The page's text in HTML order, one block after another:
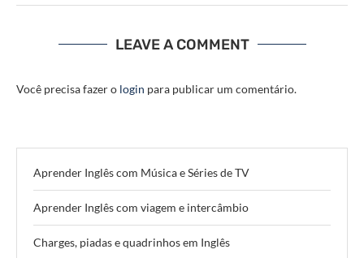
LEAVE A COMMENT
Você precisa fazer o login para publicar um comentário.
Aprender Inglês com Música e Séries de TV
Aprender Inglês com viagem e intercâmbio
Charges, piadas e quadrinhos em Inglês